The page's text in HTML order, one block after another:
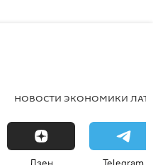
НОВОСТИ ЭКОНОМИКИ